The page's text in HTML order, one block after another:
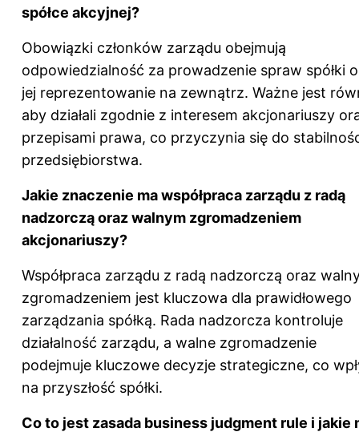
spółce akcyjnej?
Obowiązki członków zarządu obejmują
odpowiedzialność za prowadzenie spraw spółki
jej reprezentowanie na zewnątrz. Ważne jest
aby działali zgodnie z interesem akcjonariuszy
przepisami prawa, co przyczynia się do
przedsiębiorstwa.
Jakie znaczenie ma współpraca zarządu z radą
nadzorczą oraz walnym zgromadzeniem
akcjonariuszy?
Współpraca zarządu z radą nadzorczą oraz
zgromadzeniem jest kluczowa dla prawidłowego
zarządzania spółką. Rada nadzorcza kontroluje
działalność zarządu, a walne zgromadzenie
podejmuje kluczowe decyzje strategiczne, co
na przyszłość spółki.
Co to jest zasada business judgment rule i jakie